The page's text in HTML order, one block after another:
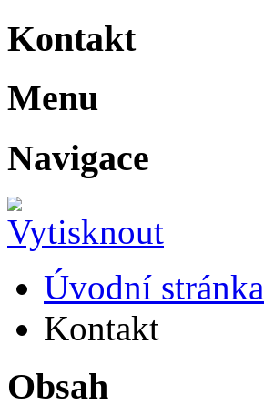
Kontakt
Menu
Navigace
Úvodní stránka
Kontakt
Obsah